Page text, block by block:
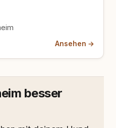
Ansehen →
besser